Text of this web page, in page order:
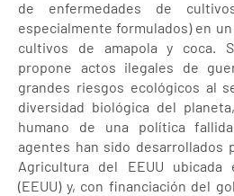
de enfermedades de
especialmente formulados) en
cultivos de amapola y coca.
propone actos ilegales de
grandes riesgos ecológicos al
diversidad biológica del
humano de una política
agentes han sido desarrollados
Agricultura del EEUU ubicada
(EEUU) y, con financiación del